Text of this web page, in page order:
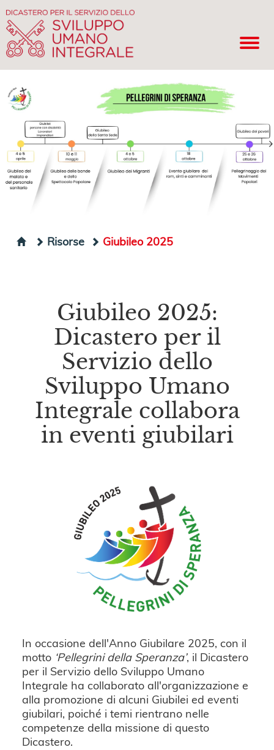
Risorse Giubileo 2025
Giubileo 2025:
Dicastero per il
Servizio dello
Sviluppo Umano
Integrale collabora
in eventi giubilari
In occasione dell'Anno Giubilare 2025, con il
motto ‘Pellegrini della Speranza’, il Dicastero
per il Servizio dello Sviluppo Umano
Integrale ha collaborato all'organizzazione e
alla promozione di alcuni Giubilei ed eventi
giubilari, poiché i temi rientrano nelle
competenze della missione di questo
Dicastero.